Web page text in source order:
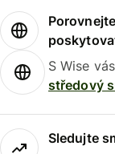
S Wise
středový
Sledujte